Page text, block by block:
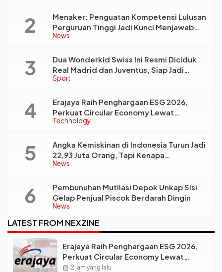
News
Menaker: Penguatan Kompetensi Lulusan
Perguruan Tinggi Jadi Kunci Menjawab
Kebutuhan Dunia Kerja
Sport
Dua Wonderkid Swiss Ini Resmi Diciduk
Real Madrid dan Juventus, Siap Jadi
Bintang Baru Eropa
Technology
Erajaya Raih Penghargaan ESG 2026,
Perkuat Circular Economy Lewat
Pengelolaan Limbah Berkelanjutan
News
Angka Kemiskinan di Indonesia Turun Jadi
22,93 Juta Orang, Tapi Kenapa
Ketimpangan Desa dan Kota Malah Makin
News
Pembunuhan Mutilasi Depok Unkap Sisi
Gelap Penjual Piscok Berdarah Dingin
LATEST FROM NEXZINE
Erajaya Raih Penghargaan ESG 2026,
Perkuat Circular Economy Lewat
Pengelolaan Limbah Berkelanjutan
calendar_month12 jam yang lalu